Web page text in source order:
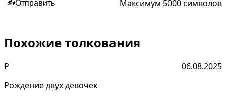
📤Отправить Максимум 5000 символов
Похожие толкования
Р
06.08.2025
Рождение двух девочек